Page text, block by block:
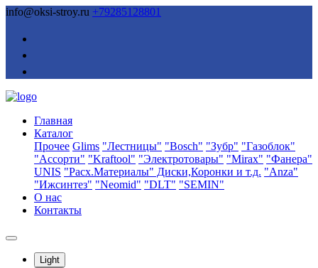
info@oksi-stroy.ru +79285128801
Главная
Каталог
Прочее Glims "Лестницы" "Bosch" "Зубр" "Газоблок"
"Ассорти" "Kraftool" "Электротовары" "Mirax" "Фанера"
UNIS "Расх.Материалы" Диски,Коронки и т.д. "Anza"
"Ижсинтез" "Neomid" "DLT" "SEMIN"
О нас
Контакты
Light